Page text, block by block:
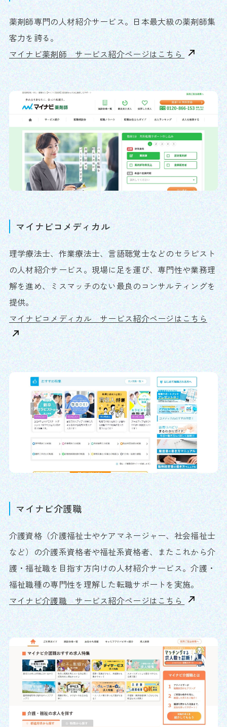
薬剤師専門の人材紹介サービス。日本最大級の薬剤師集
客力を誇る。
マイナビ薬剤師 サービス紹介ページはこちら
マイナビコメディカル
理学療法士、作業療法士、言語聴覚士などのセラピスト
の人材紹介サービス。現場に足を運び、専門性や業務理
解を進め、ミスマッチのない最良のコンサルティングを
提供。
マイナビコメディカル サービス紹介ページはこちら
マイナビ介護職
介護資格（介護福祉士やケアマネージャー、社会福祉士
など）の介護系資格者や福祉系資格者、またこれから介
護・福祉職を目指す方向けの人材紹介サービス。介護・
福祉職種の専門性を理解した転職サポートを実施。
マイナビ介護職 サービス紹介ページはこちら